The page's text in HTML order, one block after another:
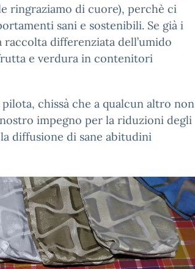
ringraziamo di cuore), perchè ci
sani e sostenibili. Se già i
differenziata dell’umido
e verdura in contenitori
chissà che a qualcun altro non
impegno per la riduzioni degli
diffusione di sane abitudini